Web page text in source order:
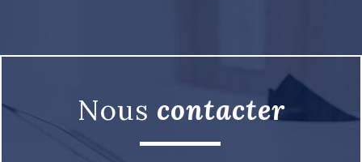
Nous contacter